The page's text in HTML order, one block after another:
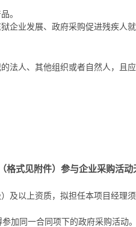
。
企业发展、政府采购促进残疾人就
法人、其他组织或者自然人，且
式见附件）参与企业采购活
）及以上资质，拟担任本项目经理
加同一合同项下的政府采购活动。